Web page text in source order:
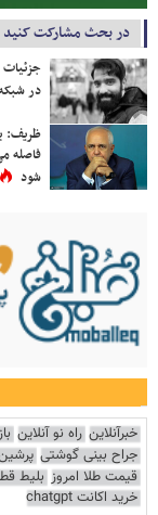
در بحث مشارکت کنید
در
ظریف:
فاصله
شود
خبرآنلاین راه نو آنلاین
جراح بینی گوشتی
قیمت طلا امروز بلیط
خرید اکانت chatgpt